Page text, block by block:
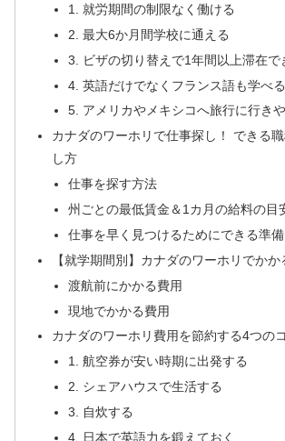
1. 就労期間の制限なく働ける
2. 最大6か月間学校に通える
3. ビザの切り替えで1年間以上滞在で
4. 英語だけでなくフランス語も学べる
5. アメリカやメキシコへ旅行に行き
カナダのワーホリで仕事探し！ できる
し方
仕事を探す方法
州ごとの最低賃金＆1カ月の給料の目
仕事を早く見つけるためにできる準備
【就学期間別】カナダのワーホリでかか
渡航前にかかる費用
現地でかかる費用
カナダのワーホリ費用を節約する4つの
1. 航空券が安い時期に出発する
2. シェアハウスで生活する
3. 自炊する
4. 日本で英語力を鍛えておく